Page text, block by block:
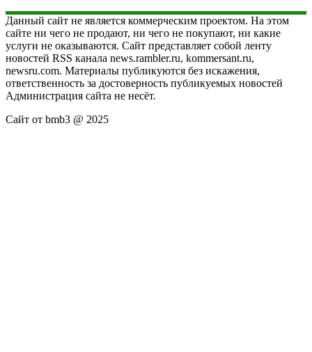
Данный сайт не является коммерческим проектом. На этом
сайте ни чего не продают, ни чего не покупают, ни какие
услуги не оказываются. Сайт представляет собой ленту
новостей RSS канала news.rambler.ru, kommersant.ru,
newsru.com. Материалы публикуются без искажения,
ответственность за достоверность публикуемых новостей
Администрация сайта не несёт.
Сайт от bmb3 @ 2025